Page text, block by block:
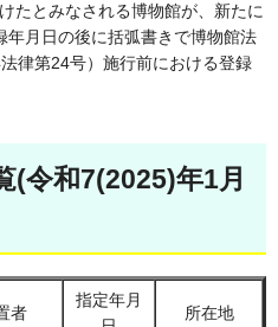
とみなされる博物館が、新たに
年月日の後に括弧書きで博物館法
律第24号）施行前における登録
(令和7(2025)年1月
者
指定年月
所在地